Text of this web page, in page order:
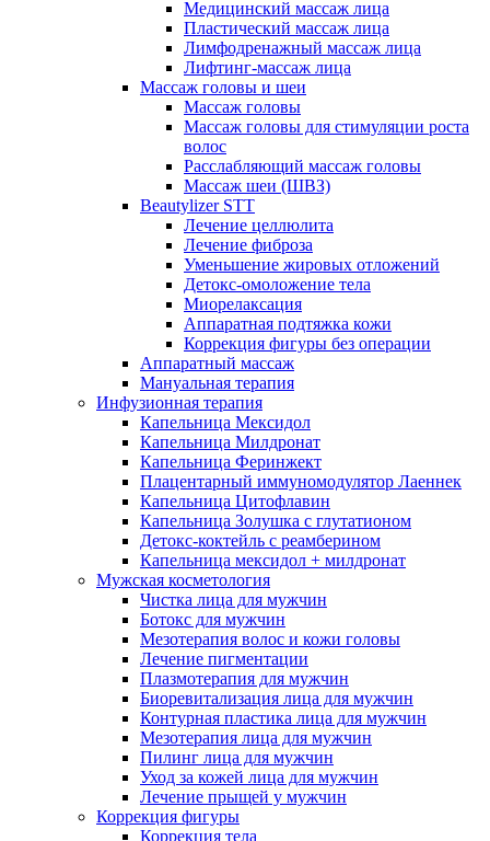
Медицинский массаж лица
Пластический массаж лица
Лимфодренажный массаж лица
Лифтинг-массаж лица
Массаж головы и шеи
Массаж головы
Массаж головы для стимуляции роста
волос
Расслабляющий массаж головы
Массаж шеи (ШВЗ)
Beautylizer STT
Лечение целлюлита
Лечение фиброза
Уменьшение жировых отложений
Детокс-омоложение тела
Миорелаксация
Аппаратная подтяжка кожи
Коррекция фигуры без операции
Аппаратный массаж
Мануальная терапия
Инфузионная терапия
Капельница Мексидол
Капельница Милдронат
Капельница Феринжект
Плацентарный иммуномодулятор Лаеннек
Капельница Цитофлавин
Капельница Золушка с глутатионом
Детокс-коктейль с реамберином
Капельница мексидол + милдронат
Мужская косметология
Чистка лица для мужчин
Ботокс для мужчин
Мезотерапия волос и кожи головы
Лечение пигментации
Плазмотерапия для мужчин
Биоревитализация лица для мужчин
Контурная пластика лица для мужчин
Мезотерапия лица для мужчин
Пилинг лица для мужчин
Уход за кожей лица для мужчин
Лечение прыщей у мужчин
Коррекция фигуры
Коррекция тела